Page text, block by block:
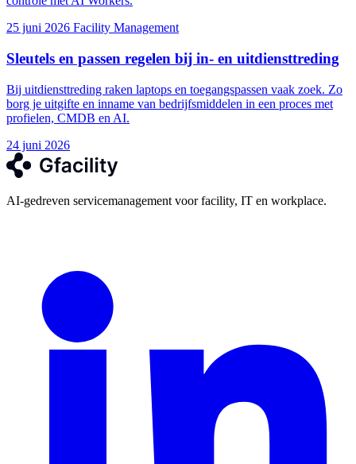
25 juni 2026 Facility Management
Sleutels en passen regelen bij in- en uitdiensttreding
Bij uitdiensttreding raken laptops en toegangspassen vaak zoek. Zo
borg je uitgifte en inname van bedrijfsmiddelen in een proces met
profielen, CMDB en AI.
24 juni 2026
AI-gedreven servicemanagement voor facility, IT en workplace.